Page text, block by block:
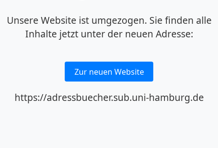
Unsere Website ist umgezogen. Sie finden alle
Inhalte jetzt unter der neuen Adresse:
Zur neuen Website
https://adressbuecher.sub.uni-hamburg.de